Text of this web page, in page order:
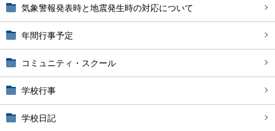
気象警報発表時と地震発生時の対応について
年間行事予定
コミュニティ・スクール
学校行事
学校日記